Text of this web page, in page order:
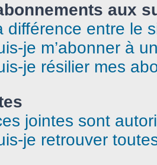
aux
différence entre le
je m’abonner à
je résilier mes
jointes sont
je retrouver